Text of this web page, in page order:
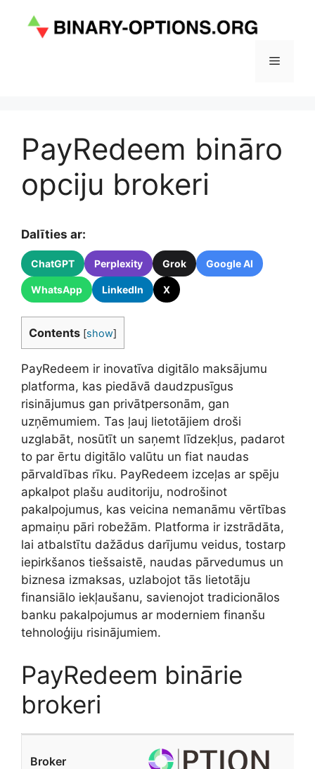
Izvēlne
PayRedeem bināro
opciju brokeri
Dalīties ar:
ChatGPT Perplexity Grok Google AI
WhatsApp LinkedIn X
Contents [show]
PayRedeem ir inovatīva digitālo maksājumu
platforma, kas piedāvā daudzpusīgus
risinājumus gan privātpersonām, gan
uzņēmumiem. Tas ļauj lietotājiem droši
uzglabāt, nosūtīt un saņemt līdzekļus, padarot
to par ērtu digitālo valūtu un fiat naudas
pārvaldības rīku. PayRedeem izceļas ar spēju
apkalpot plašu auditoriju, nodrošinot
pakalpojumus, kas veicina nemanāmu vērtības
apmaiņu pāri robežām. Platforma ir izstrādāta,
lai atbalstītu dažādus darījumu veidus, tostarp
iepirkšanos tiešsaistē, naudas pārvedumus un
biznesa izmaksas, uzlabojot tās lietotāju
finansiālo iekļaušanu, savienojot tradicionālos
banku pakalpojumus ar moderniem finanšu
tehnoloģiju risinājumiem.
PayRedeem binārie
brokeri